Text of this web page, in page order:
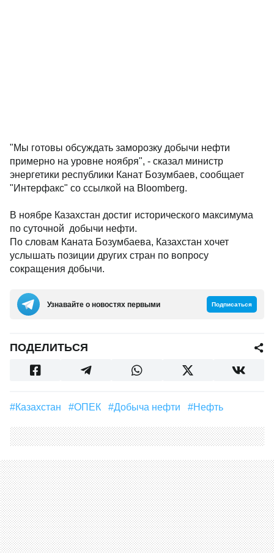
"Мы готовы обсуждать заморозку добычи нефти
примерно на уровне ноября", - сказал министр
энергетики республики Канат Бозумбаев, сообщает
"Интерфакс" со ссылкой на Bloomberg.
В ноябре Казахстан достиг исторического максимума
по суточной добычи нефти.
По словам Каната Бозумбаева, Казахстан хочет
услышать позиции других стран по вопросу
сокращения добычи.
Узнавайте о новостях первыми Подписаться
ПОДЕЛИТЬСЯ
#Казахстан #ОПЕК #Добыча нефти #Нефть